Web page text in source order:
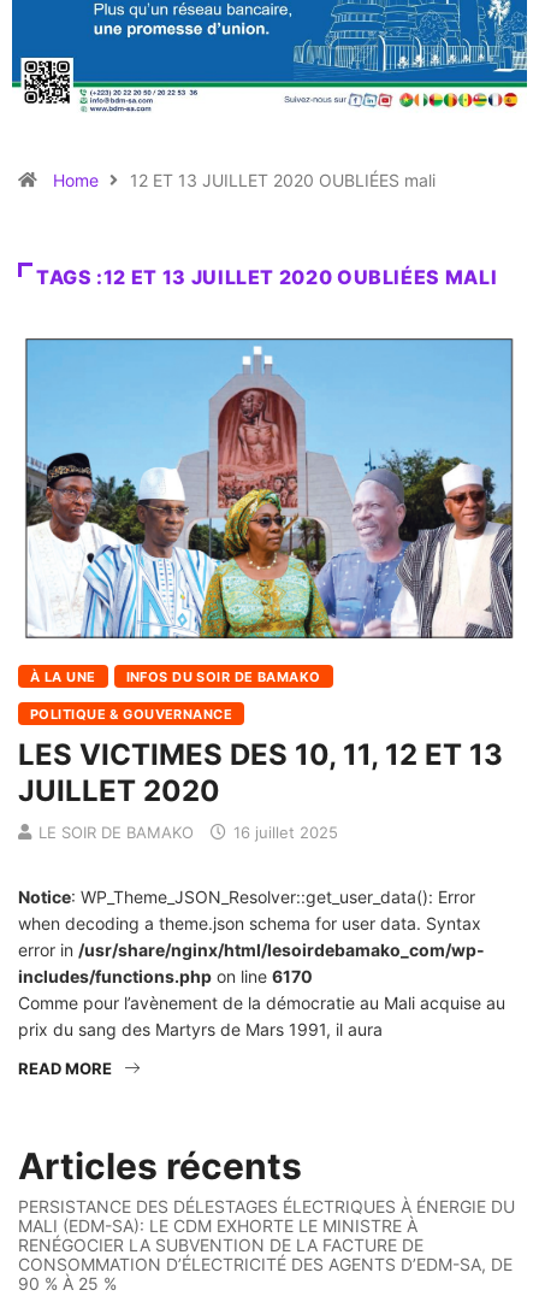
Home 12 ET 13 JUILLET 2020 OUBLIÉES mali
TAGS :12 ET 13 JUILLET 2020 OUBLIÉES MALI
À LA UNE INFOS DU SOIR DE BAMAKO
POLITIQUE & GOUVERNANCE
LES VICTIMES DES 10, 11, 12 ET 13
JUILLET 2020
LE SOIR DE BAMAKO 16 juillet 2025
Notice: WP_Theme_JSON_Resolver::get_user_data(): Error
when decoding a theme.json schema for user data. Syntax
error in /usr/share/nginx/html/lesoirdebamako_com/wp-
includes/functions.php on line 6170
Comme pour l’avènement de la démocratie au Mali acquise au
prix du sang des Martyrs de Mars 1991, il aura
READ MORE
Articles récents
PERSISTANCE DES DÉLESTAGES ÉLECTRIQUES À ÉNERGIE DU
MALI (EDM-SA): LE CDM EXHORTE LE MINISTRE À
RENÉGOCIER LA SUBVENTION DE LA FACTURE DE
CONSOMMATION D’ÉLECTRICITÉ DES AGENTS D’EDM-SA, DE
90 % À 25 %